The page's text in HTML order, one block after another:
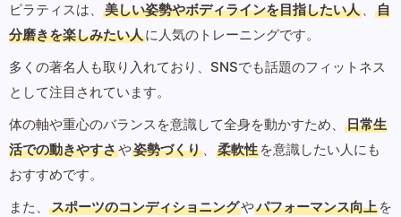
ピラティスは、 美しい姿勢やボディラインを目指したい人 、
自
分磨きを楽しみたい人に人気のトレーニングです。
多くの著名人も取り入れており、SNSでも話題のフィットネス
として注目されています。
体の軸や重心のバランスを意識して全身を動かすため、
日常生
活での動きやすさや姿勢づくり 、 柔軟性 を意識したい人にも
おすすめです。
また、
スポーツのコンディショニングやパフォーマンス向上 を